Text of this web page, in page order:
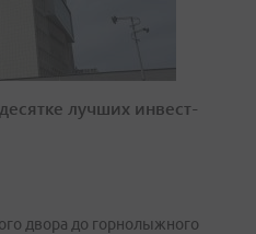
лучших инвест-
двора до горнолыжного